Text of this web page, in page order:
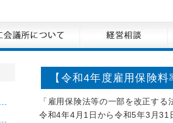
【令和4年度雇用保険料
「雇用保険法等の一部を改正す
令和4年4月1日から令和5年3月31